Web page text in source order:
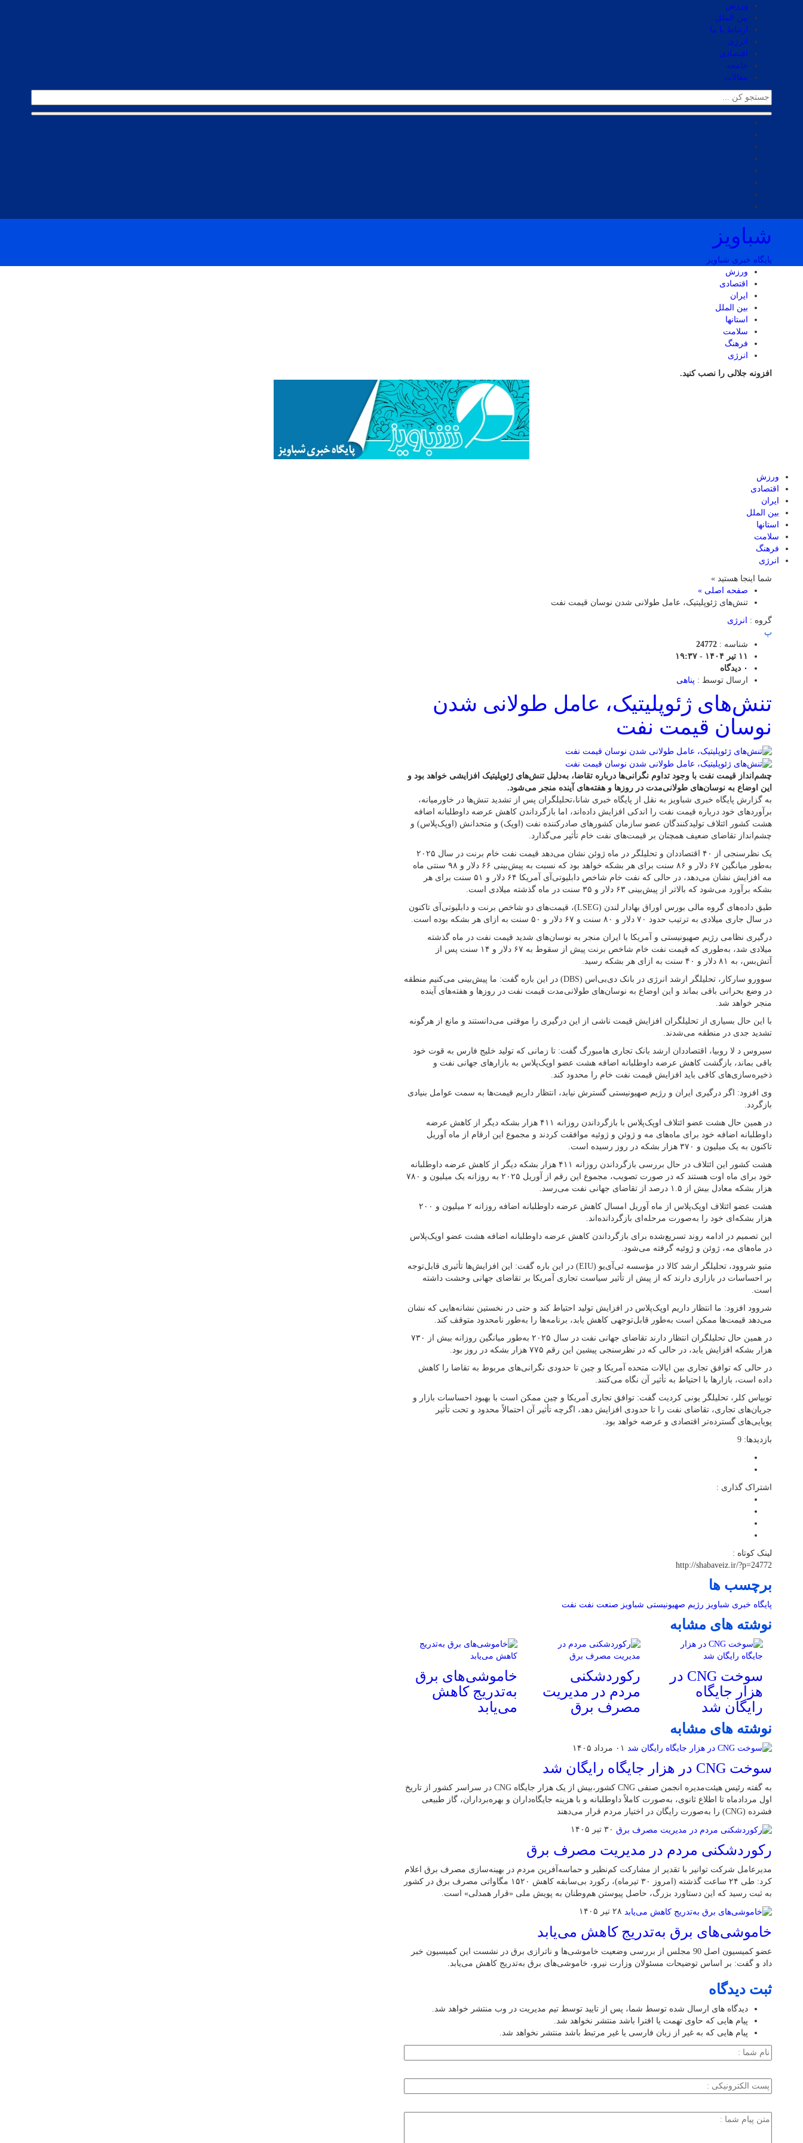
ورزش
بین الملل
ارتباط با ما
انرژی
اقتصادی
جامعه
مقالات
شباویز
پایگاه خبری شباویز
ورزش
اقتصادی
ایران
بین الملل
استانها
سلامت
فرهنگ
انرژی
افزونه جلالی را نصب کنید.
ورزش
اقتصادی
ایران
بین الملل
استانها
سلامت
فرهنگ
انرژی
شما اینجا هستید »
صفحه اصلی »
تنش‌های ژئوپلیتیک، عامل طولانی شدن نوسان قیمت نفت
گروه :
انرژی
پ
شناسه : 24772
۱۱ تیر ۱۴۰۴ - ۱۹:۳۷
۰ دیدگاه
ارسال توسط : پناهی
تنش‌های ژئوپلیتیک، عامل طولانی شدن
نوسان قیمت نفت
چشم‌انداز قیمت نفت با وجود تداوم نگرانی‌ها درباره تقاضا، به‌دلیل تنش‌های ژئوپلیتیک افزایشی خواهد بود و
این اوضاع به نوسان‌های طولانی‌مدت در روزها و هفته‌های آینده منجر می‌شود.
به گزارش پایگاه خبری شباویز به نقل از پایگاه خبری شانا،تحلیلگران پس از تشدید تنش‌ها در خاورمیانه،
برآوردهای خود درباره قیمت نفت را اندکی افزایش داده‌اند، اما بازگرداندن کاهش عرضه داوطلبانه اضافه
هشت کشور ائتلاف تولیدکنندگان عضو سازمان کشورهای صادرکننده نفت (اوپک) و متحدانش (اوپک‌پلاس) و
چشم‌انداز تقاضای ضعیف همچنان بر قیمت‌های نفت خام تأثیر می‌گذارد.
یک نظرسنجی از ۴۰ اقتصاددان و تحلیلگر در ماه ژوئن نشان می‌دهد قیمت نفت خام برنت در سال ۲۰۲۵
به‌طور میانگین ۶۷ دلار و ۸۶ سنت برای هر بشکه خواهد بود که نسبت به پیش‌بینی ۶۶ دلار و ۹۸ سنتی ماه
مه افزایش نشان می‌دهد، در حالی که نفت خام شاخص دابلیوتی‌آی آمریکا ۶۴ دلار و ۵۱ سنت برای هر
بشکه برآورد می‌شود که بالاتر از پیش‌بینی ۶۳ دلار و ۳۵ سنت در ماه گذشته میلادی است.
طبق داده‌های گروه مالی بورس اوراق بهادار لندن (LSEG)، قیمت‌های دو شاخص برنت و دابلیوتی‌آی تاکنون
در سال جاری میلادی به ترتیب حدود ۷۰ دلار و ۸۰ سنت و ۶۷ دلار و ۵۰ سنت به ازای هر بشکه بوده است.
درگیری نظامی رژیم صهیونیستی و آمریکا با ایران منجر به نوسان‌های شدید قیمت نفت در ماه گذشته
میلادی شد، به‌طوری‌ که قیمت نفت خام شاخص برنت پیش از سقوط به ۶۷ دلار و ۱۴ سنت پس از
آتش‌بس، به ۸۱ دلار و ۴۰ سنت به ازای هر بشکه رسید.
سوورو سارکار، تحلیلگر ارشد انرژی در بانک دی‌بی‌اس (DBS) در این باره گفت: ما پیش‌بینی می‌کنیم منطقه
در وضع بحرانی باقی بماند و این اوضاع به نوسان‌های طولانی‌مدت قیمت نفت در روزها و هفته‌های آینده
منجر خواهد شد.
با این حال بسیاری از تحلیلگران افزایش قیمت ناشی از این درگیری را موقتی می‌دانستند و مانع از هرگونه
تشدید جدی در منطقه می‌شدند.
سیروس د لا روبیا، اقتصاددان ارشد بانک تجاری هامبورگ گفت: تا زمانی که تولید خلیج فارس به قوت خود
باقی بماند، بازگشت کاهش عرضه داوطلبانه اضافه هشت عضو اوپک‌پلاس به بازارهای جهانی نفت و
ذخیره‌سازی‌های کافی باید افزایش قیمت نفت خام را محدود کند.
وی افزود: اگر درگیری ایران و رژیم صهیونیستی گسترش نیابد، انتظار داریم قیمت‌ها به سمت عوامل بنیادی
بازگردد.
در همین حال هشت عضو ائتلاف اوپک‌پلاس با بازگرداندن روزانه ۴۱۱ هزار بشکه‌ دیگر از کاهش عرضه
داوطلبانه اضافه خود برای ماه‌های مه و ژوئن و ژوئیه موافقت کردند و مجموع این ارقام از ماه آوریل
تاکنون به یک میلیون و ۳۷۰ هزار بشکه در روز رسیده است.
هشت کشور این ائتلاف در حال بررسی بازگرداندن روزانه ۴۱۱ هزار بشکه دیگر از کاهش عرضه داوطلبانه
خود برای ماه اوت هستند که در صورت تصویب، مجموع این رقم از آوریل ۲۰۲۵ به روزانه یک میلیون و ۷۸۰
هزار بشکه معادل بیش از ۱.۵ درصد از تقاضای جهانی نفت می‌رسد.
هشت عضو ائتلاف اوپک‌پلاس از ماه آوریل امسال کاهش عرضه داوطلبانه اضافه روزانه ۲ میلیون و ۲۰۰
هزار بشکه‌ای خود را به‌صورت مرحله‌ای بازگردانده‌اند.
این تصمیم در ادامه روند تسریع‌شده برای بازگرداندن کاهش عرضه داوطلبانه اضافه هشت عضو اوپک‌پلاس
در ماه‌های مه، ژوئن و ژوئیه گرفته می‌شود.
متیو شروود، تحلیلگر ارشد کالا در مؤسسه ئی‌آی‌یو (EIU) در این باره گفت: این افزایش‌ها تأثیری قابل‌توجه
بر احساسات در بازاری دارند که از پیش از تأثیر سیاست تجاری آمریکا بر تقاضای جهانی وحشت داشته
است.
شروود افزود: ما انتظار داریم اوپک‌پلاس در افزایش تولید احتیاط کند و حتی در نخستین نشانه‌هایی که نشان
می‌دهد قیمت‌ها ممکن است به‌طور قابل‌توجهی کاهش یابد، برنامه‌ها را به‌طور نامحدود متوقف کند.
در همین حال تحلیلگران انتظار دارند تقاضای جهانی نفت در سال ۲۰۲۵ به‌طور میانگین روزانه ​​بیش از ۷۳۰
هزار بشکه افزایش یابد، در حالی که در نظرسنجی پیشین این رقم ۷۷۵ هزار بشکه در روز بود.
در حالی که توافق تجاری بین ایالات متحده آمریکا و چین تا حدودی نگرانی‌های مربوط به تقاضا را کاهش
داده است، بازارها با احتیاط به تأثیر آن نگاه می‌کنند.
توبیاس کلر، تحلیلگر یونی کردیت گفت: توافق تجاری آمریکا و چین ممکن است با بهبود احساسات بازار و
جریان‌های تجاری، تقاضای نفت را تا حدودی افزایش دهد، اگرچه تأثیر آن احتمالاً محدود و تحت تأثیر
پویایی‌های گسترده‌تر اقتصادی و عرضه خواهد بود.
بازدیدها: 9
اشتراک گذاری :
لینک کوتاه :
http://shabaveiz.ir/?p=24772
برچسب ها
پایگاه خبری شباویز رژیم صهیونیستی شباویز صنعت نفت نفت
نوشته های مشابه
سوخت CNG در
هزار جایگاه
رایگان شد
رکوردشکنی
مردم در مدیریت
مصرف برق
خاموشی‌های برق
به‌تدریج کاهش
می‌یابد
نوشته های مشابه
۰۱ مرداد ۱۴۰۵
سوخت CNG در هزار جایگاه رایگان شد
به گفته رئیس هیئت‌مدیره انجمن صنفی CNG کشور،بیش از یک هزار جایگاه CNG در سراسر کشور از تاریخ
اول مردادماه تا اطلاع ثانوی، به‌صورت کاملاً داوطلبانه و با هزینه جایگاه‌داران و بهره‌برداران، گاز طبیعی
فشرده (CNG) را به‌صورت رایگان در اختیار مردم قرار می‌دهند
۳۰ تیر ۱۴۰۵
رکوردشکنی مردم در مدیریت مصرف برق
مدیرعامل شرکت توانیر با تقدیر از مشارکت کم‌نظیر و حماسه‌آفرین مردم در بهینه‌سازی مصرف برق اعلام
کرد: طی ۲۴ ساعت گذشته (امروز ۳۰ تیرماه)، رکورد بی‌سابقه کاهش ۱۵۲۰ مگاواتی مصرف برق در کشور
به ثبت رسید که این دستاورد بزرگ، حاصل پیوستن هم‌وطنان به پویش ملی «قرار همدلی» است.
۲۸ تیر ۱۴۰۵
خاموشی‌های برق به‌تدریج کاهش می‌یابد
عضو کمیسیون اصل 90 مجلس از بررسی وضعیت خاموشی‌ها و ناترازی برق در نشست این کمیسیون خبر
داد و گفت: بر اساس توضیحات مسئولان وزارت نیرو، خاموشی‌های برق به‌تدریج کاهش می‌یابد.
ثبت دیدگاه
دیدگاه های ارسال شده توسط شما، پس از تایید توسط تیم مدیریت در وب منتشر خواهد شد.
پیام هایی که حاوی تهمت یا افترا باشد منتشر نخواهد شد.
پیام هایی که به غیر از زبان فارسی یا غیر مرتبط باشد منتشر نخواهد شد.